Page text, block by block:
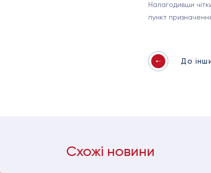
Налагодивши
пункт
До
Схожі новини